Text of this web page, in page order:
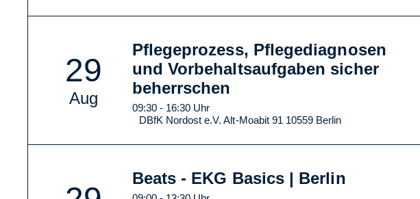
29
Aug
Pflegeprozess, Pflegediagnosen
und Vorbehaltsaufgaben sicher
beherrschen
09:30 - 16:30 Uhr
DBfK Nordost e.V. Alt-Moabit 91 10559 Berlin
Beats - EKG Basics | Berlin